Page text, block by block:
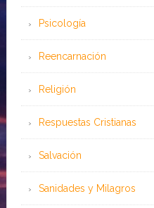
Psicología
Reencarnación
Religión
Respuestas Cristianas
Salvación
Sanidades y Milagros